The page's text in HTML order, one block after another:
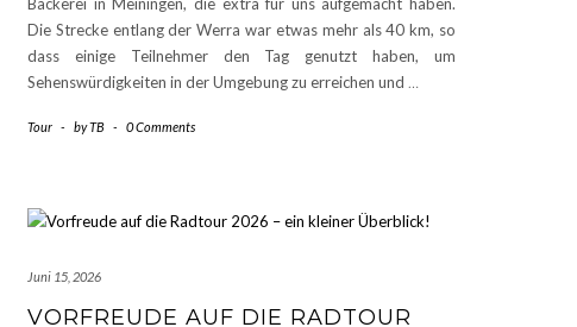
Bäckerei in Meiningen, die extra für uns aufgemacht haben.
Die Strecke entlang der Werra war etwas mehr als 40 km, so
dass einige Teilnehmer den Tag genutzt haben, um
Sehenswürdigkeiten in der Umgebung zu erreichen und …
Tour - byTB - 0 Comments
Juni 15, 2026
VORFREUDE AUF DIE RADTOUR